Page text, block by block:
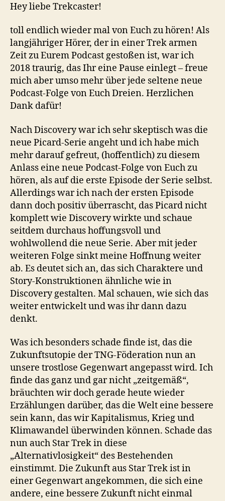
Hey liebe Trekcaster!
toll endlich wieder mal von Euch zu hören! Als
langjähriger Hörer, der in einer Trek armen
Zeit zu Eurem Podcast gestoßen ist, war ich
2018 traurig, das Ihr eine Pause einlegt – freue
mich aber umso mehr über jede seltene neue
Podcast-Folge von Euch Dreien. Herzlichen
Dank dafür!
Nach Discovery war ich sehr skeptisch was die
neue Picard-Serie angeht und ich habe mich
mehr darauf gefreut, (hoffentlich) zu diesem
Anlass eine neue Podcast-Folge von Euch zu
hören, als auf die erste Episode der Serie selbst.
Allerdings war ich nach der ersten Episode
dann doch positiv überrascht, das Picard nicht
komplett wie Discovery wirkte und schaue
seitdem durchaus hoffungsvoll und
wohlwollend die neue Serie. Aber mit jeder
weiteren Folge sinkt meine Hoffnung weiter
ab. Es deutet sich an, das sich Charaktere und
Story-Konstruktionen ähnliche wie in
Discovery gestalten. Mal schauen, wie sich das
weiter entwickelt und was ihr dann dazu
denkt.
Was ich besonders schade finde ist, das die
Zukunftsutopie der TNG-Föderation nun an
unsere trostlose Gegenwart angepasst wird. Ich
finde das ganz und gar nicht „zeitgemäß“,
bräuchten wir doch gerade heute wieder
Erzählungen darüber, das die Welt eine bessere
sein kann, das wir Kapitalismus, Krieg und
Klimawandel überwinden können. Schade das
nun auch Star Trek in diese
„Alternativlosigkeit“ des Bestehenden
einstimmt. Die Zukunft aus Star Trek ist in
einer Gegenwart angekommen, die sich eine
andere, eine bessere Zukunft nicht einmal